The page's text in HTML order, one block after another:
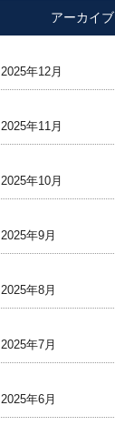
アーカイブ
2025年12月
2025年11月
2025年10月
2025年9月
2025年8月
2025年7月
2025年6月